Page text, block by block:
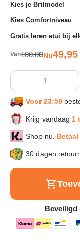
Kids &
Huisdieren
Keuken &
Verlichting &
Alle
Alle collecties
Kies je Brilmodel
Kies Comfortniveau
Gratis leren etui bij
VanReguliere prijs
100,00Nu49,95
Aantal
Voor 23:59
Krijg vandaag 1
Shop nu.
30 dagen
Beveiligd